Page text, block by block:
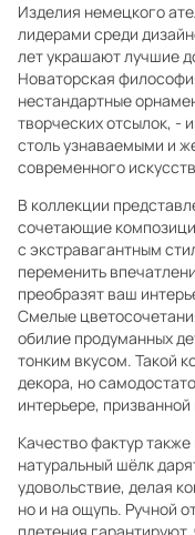
Изделия немецкого
лидерами среди
лет украшают лучшие
Новаторская
нестандартные
творческих отсылок, -
столь узнаваемыми и
современного
В коллекции
сочетающие
с экстравагантным
переменить
преобразят ваш
Смелые
обилие продуманных
тонким вкусом. Такой
декора, но
интерьере,
Качество фактур
натуральный шёлк
удовольствие, делая
но и на ощупь. Ручной